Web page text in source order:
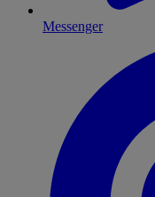
Messenger